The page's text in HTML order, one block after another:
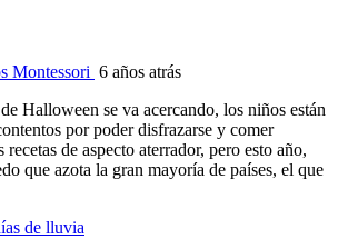
Montessori 6 años atrás
Halloween se va acercando, los niños están
por poder disfrazarse y comer
de aspecto aterrador, pero esto año,
que azota la gran mayoría de países, el que